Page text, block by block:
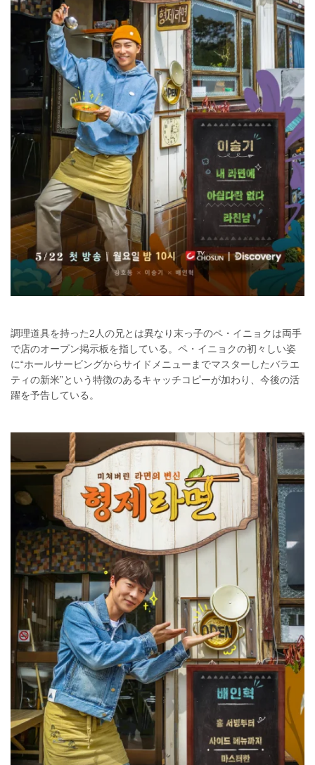
調理道具を持った2人の兄とは異なり末っ子のペ・イニョクは両手
で店のオープン掲示板を指している。ペ・イニョクの初々しい姿
に“ホールサービングからサイドメニューまでマスターしたバラエ
ティの新米”という特徴のあるキャッチコピーが加わり、今後の活
躍を予告している。